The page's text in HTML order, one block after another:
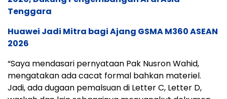
Tenggara
Huawei Jadi Mitra bagi Ajang GSMA M360 ASEAN
2026
“Saya mendasari pernyataan Pak Nusron Wahid,
mengatakan ada cacat formal bahkan materiel.
Jadi, ada dugaan pemalsuan di Letter C, Letter D,